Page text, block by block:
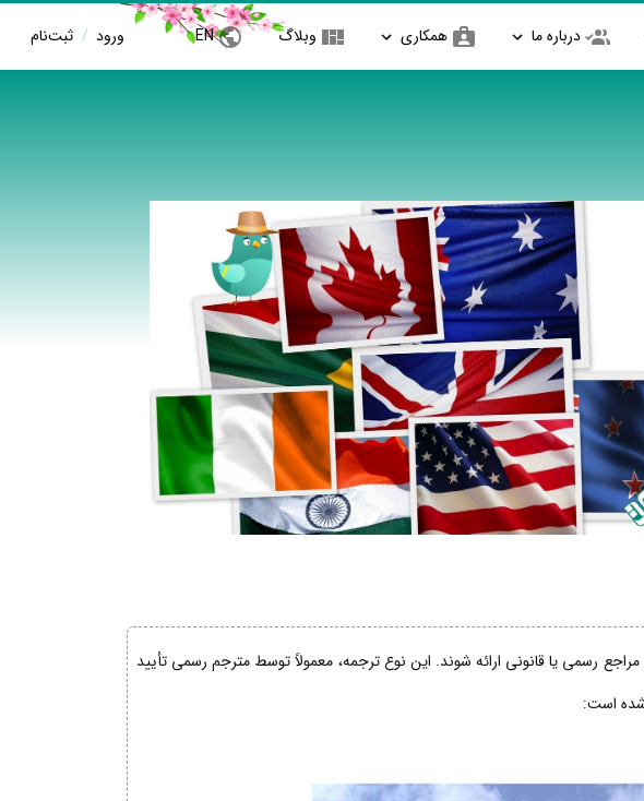
درباره ما همکاری وبلاگ EN ورود / ثبت‌نام
رسمی یا قانونی ارائه شوند. این نوع ترجمه، معمولاً توسط مترجم رسمی تأیید
شده است: